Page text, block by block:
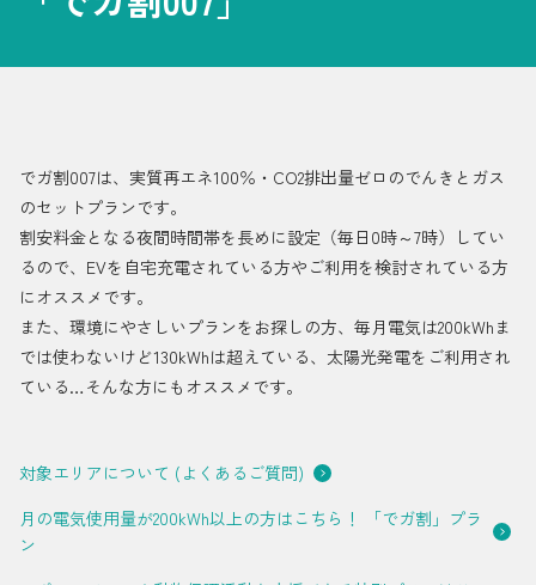
でガ割のご案内
料金
シミュレーション
お申し込み一覧
シミュレーション
採用情報
お問い合わせ先
よくある質問
English
でガ割007は、実質再エネ100％・CO2排出量ゼロのでんきとガス
のセットプランです。
割安料金となる夜間時間帯を長めに設定（毎日0時～7時）してい
るので、EVを自宅充電されている方やご利用を検討されている方
にオススメです。
また、環境にやさしいプランをお探しの方、毎月電気は200kWhま
では使わないけど130kWhは超えている、太陽光発電をご利用され
ている…そんな方にもオススメです。
対象エリアについて (よくあるご質問)
月の電気使用量が200kWh以上の方はこちら！ 「でガ割」プラ
ン